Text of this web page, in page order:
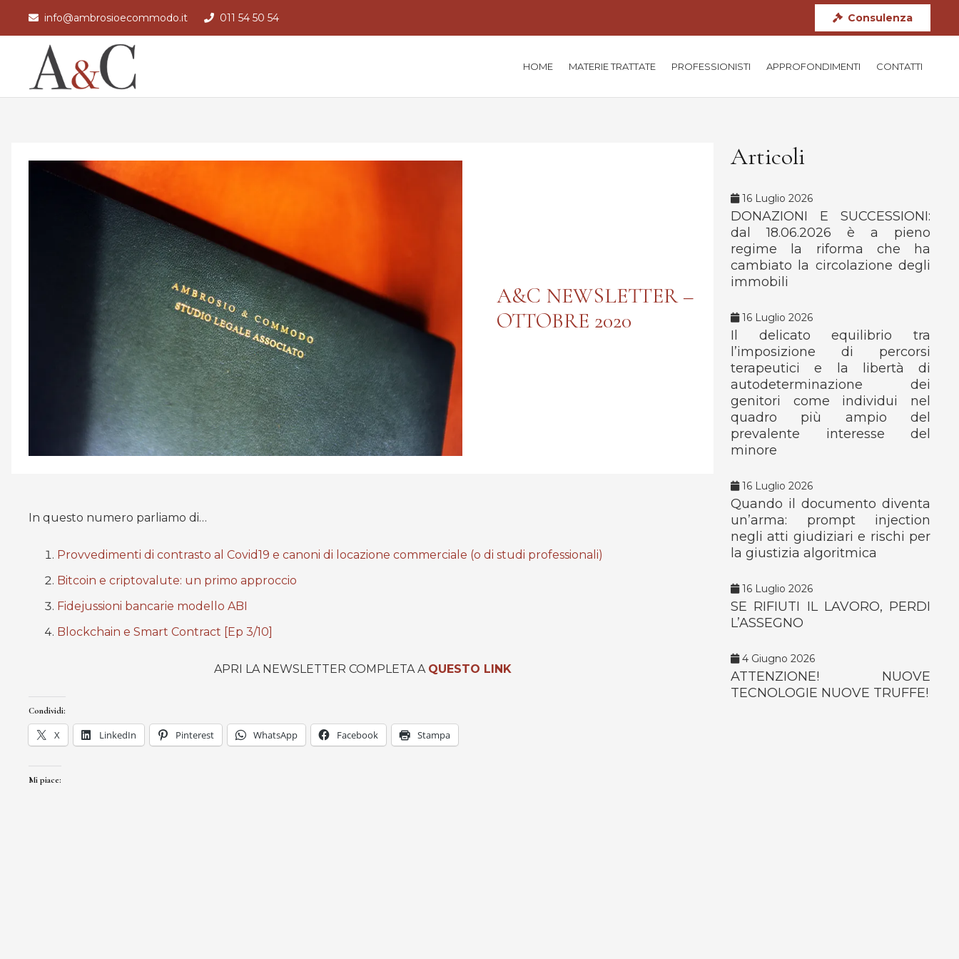
info@ambrosioecommodo.it 011 54 50 54 Consulenza
HOME MATERIE TRATTATE PROFESSIONISTI APPROFONDIMENTI CONTATTI
A&C NEWSLETTER –
OTTOBRE 2020
In questo numero parliamo di…
Provvedimenti di contrasto al Covid19 e canoni di locazione commerciale (o di studi professionali)
Bitcoin e criptovalute: un primo approccio
Fidejussioni bancarie modello ABI
Blockchain e Smart Contract [Ep 3/10]
APRI LA NEWSLETTER COMPLETA A QUESTO LINK
Condividi:
X LinkedIn Pinterest WhatsApp Facebook Stampa
Mi piace:
Articoli
16 Luglio 2026
DONAZIONI E SUCCESSIONI:
dal 18.06.2026 è a pieno
regime la riforma che ha
cambiato la circolazione degli
immobili
16 Luglio 2026
Il delicato equilibrio tra
l’imposizione di percorsi
terapeutici e la libertà di
autodeterminazione dei
genitori come individui nel
quadro più ampio del
prevalente interesse del
minore
16 Luglio 2026
Quando il documento diventa
un’arma: prompt injection
negli atti giudiziari e rischi per
la giustizia algoritmica
16 Luglio 2026
SE RIFIUTI IL LAVORO, PERDI
L’ASSEGNO
4 Giugno 2026
ATTENZIONE! NUOVE
TECNOLOGIE NUOVE TRUFFE!